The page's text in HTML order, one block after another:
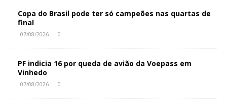
Copa do Brasil pode ter só campeões nas quartas de
final
07/08/2026 0
PF indicia 16 por queda de avião da Voepass em
Vinhedo
07/08/2026 0